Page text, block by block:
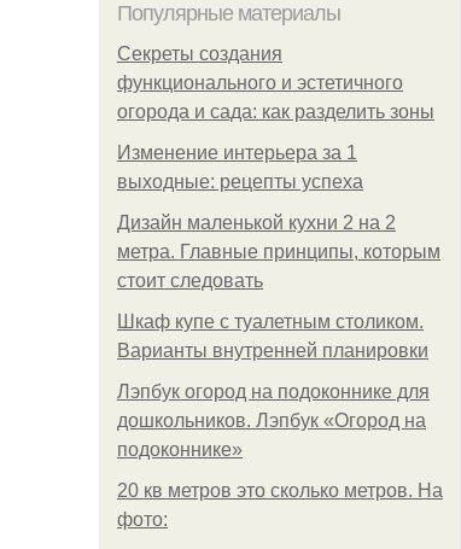
Популярные материалы
Секреты создания
функционального и эстетичного
огорода и сада: как разделить зоны
Изменение интерьера за 1
выходные: рецепты успеха
Дизайн маленькой кухни 2 на 2
метра. Главные принципы, которым
стоит следовать
Шкаф купе с туалетным столиком.
Варианты внутренней планировки
Лэпбук огород на подоконнике для
дошкольников. Лэпбук «Огород на
подоконнике»
20 кв метров это сколько метров. На
фото: